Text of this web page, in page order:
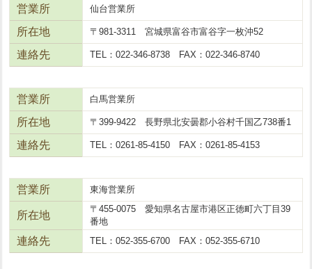
営業所 仙台営業所
所在地 〒981-3311 宮城県富谷市富谷字一枚沖52
連絡先 TEL：022-346-8738 FAX：022-346-8740
営業所 白馬営業所
所在地 〒399-9422 長野県北安曇郡小谷村千国乙738番1
連絡先 TEL：0261-85-4150 FAX：0261-85-4153
営業所 東海営業所
所在地
〒455-0075 愛知県名古屋市港区正徳町六丁目39
番地
連絡先 TEL：052-355-6700 FAX：052-355-6710